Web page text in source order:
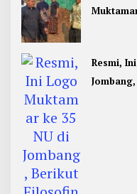
Resmi,